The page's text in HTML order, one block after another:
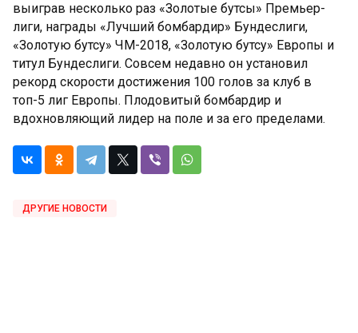
выиграв несколько раз «Золотые бутсы» Премьер-
лиги, награды «Лучший бомбардир» Бундеслиги,
«Золотую бутсу» ЧМ-2018, «Золотую бутсу» Европы и
титул Бундеслиги. Совсем недавно он установил
рекорд скорости достижения 100 голов за клуб в
топ-5 лиг Европы. Плодовитый бомбардир и
вдохновляющий лидер на поле и за его пределами.
ДРУГИЕ НОВОСТИ